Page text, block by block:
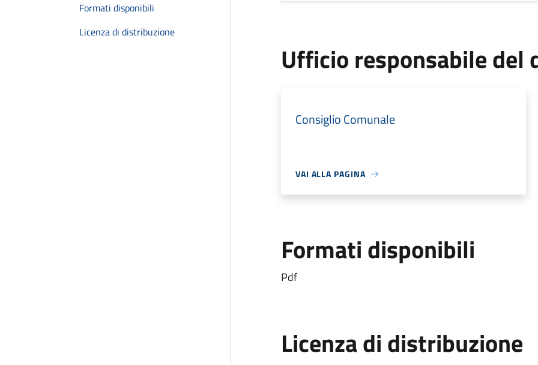
Formati disponibili
Licenza di distribuzione
Ufficio responsabile del
Consiglio Comunale
VAI ALLA PAGINA
Formati disponibili
Pdf
Licenza di distribuzione